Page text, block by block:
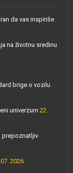
da vas inspiriše
na životnu sredinu
brige o vozilu
univerzum 22.
prepoznatljiv
2026.